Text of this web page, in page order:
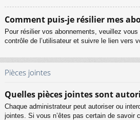
Comment puis-je résilier mes
Pour résilier vos abonnements, veuillez
contrôle de l’utilisateur et suivre le lien vers
Pièces jointes
Quelles pièces jointes sont
Chaque administrateur peut autoriser ou
jointes. Si vous n’êtes pas certain de savoir